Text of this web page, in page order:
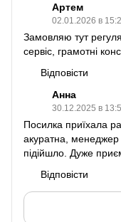
Артем
02.01.2026 в
Замовляю тут
сервіс, грамотні
Відповісти
Анна
30.12.2025 в
Посилка приїхала
акуратна, менеджер
підійшло. Дуже
Відповісти